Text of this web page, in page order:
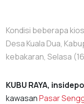
Kondisi beberapa
Desa Kuala Dua,
kebakaran, Selasa
KUBU RAYA,
kawasanPasar